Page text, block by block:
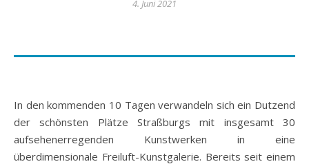
4. Juni 2021
In den kommenden 10 Tagen verwandeln sich ein Dutzend
der schönsten Plätze Straßburgs mit insgesamt 30
aufsehenerregenden Kunstwerken in eine
überdimensionale Freiluft-Kunstgalerie. Bereits seit einem